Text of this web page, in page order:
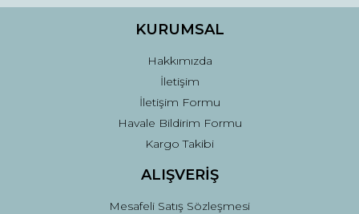
KURUMSAL
Hakkımızda
İletişim
İletişim Formu
Havale Bildirim Formu
Kargo Takibi
ALIŞVERİŞ
Mesafeli Satış Sözleşmesi